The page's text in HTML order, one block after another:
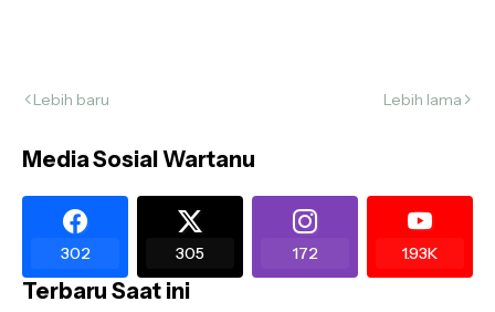
Lebih baru Lebih lama
Media Sosial Wartanu
302 305 172 1.93K
Terbaru Saat ini